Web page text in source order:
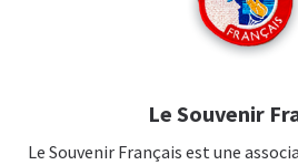
Le Souvenir
Le Souvenir Français est une